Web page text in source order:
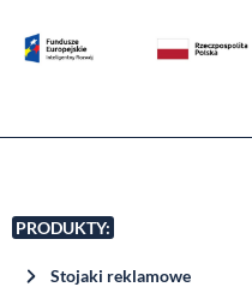
PRODUKTY:
Stojaki reklamowe